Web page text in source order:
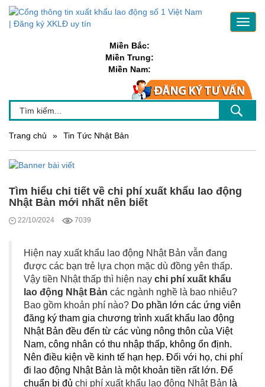
Miền Bắc:
Miền Trung:
Miền Nam:
Trang chủ » Tin Tức Nhật Bản
Tìm hiểu chi tiết về chi phí xuất khẩu lao động
Nhật Bản mới nhất nên biết
22/10/2024 7039
Hiện nay xuất khẩu lao động Nhật Bản vẫn đang
được các bạn trẻ lựa chọn mặc dù đồng yên thấp.
Vậy tiền Nhật thấp thì hiện nay chi phí xuất khẩu
lao động Nhật Bản các ngành nghề là bao nhiêu?
Bao gồm khoản phí nào? Do phần lớn các ứng viên
đăng ký tham gia chương trình xuất khẩu lao động
Nhật Bản đều đến từ các vùng nông thôn của Việt
Nam, công nhân có thu nhập thấp, không ổn định.
Nên điều kiện về kinh tế hạn hẹp. Đối với họ, chi phí
đi lao động Nhật Bản là một khoản tiền rất lớn. Để
chuẩn bị đủ chi phí xuất khẩu lao động Nhật Bản là